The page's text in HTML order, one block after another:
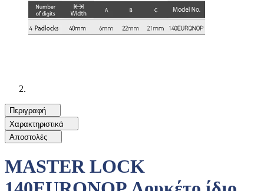
Περιγραφή
Χαρακτηριστικά
Αποστολές
MASTER LOCK